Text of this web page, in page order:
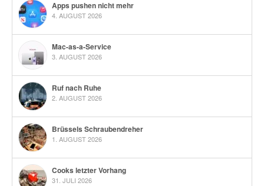
Apps pushen nicht mehr
4. AUGUST 2026
Mac-as-a-Service
3. AUGUST 2026
Ruf nach Ruhe
2. AUGUST 2026
Brüssels Schraubendreher
1. AUGUST 2026
Cooks letzter Vorhang
31. JULI 2026